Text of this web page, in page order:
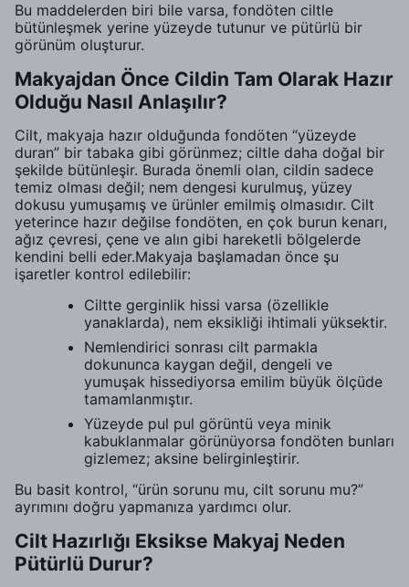
Bu maddelerden biri bile varsa, fondöten ciltle
bütünleşmek yerine yüzeyde tutunur ve pütürlü bir
görünüm oluşturur.
Makyajdan Önce Cildin Tam Olarak Hazır
Olduğu Nasıl Anlaşılır?
Cilt, makyaja hazır olduğunda fondöten “yüzeyde
duran” bir tabaka gibi görünmez; ciltle daha doğal bir
şekilde bütünleşir. Burada önemli olan, cildin sadece
temiz olması değil; nem dengesi kurulmuş, yüzey
dokusu yumuşamış ve ürünler emilmiş olmasıdır. Cilt
yeterince hazır değilse fondöten, en çok burun kenarı,
ağız çevresi, çene ve alın gibi hareketli bölgelerde
kendini belli eder.Makyaja başlamadan önce şu
işaretler kontrol edilebilir:
Ciltte gerginlik hissi varsa (özellikle
yanaklarda), nem eksikliği ihtimali yüksektir.
Nemlendirici sonrası cilt parmakla
dokununca kaygan değil, dengeli ve
yumuşak hissediyorsa emilim büyük ölçüde
tamamlanmıştır.
Yüzeyde pul pul görüntü veya minik
kabuklanmalar görünüyorsa fondöten bunları
gizlemez; aksine belirginleştirir.
Bu basit kontrol, “ürün sorunu mu, cilt sorunu mu?”
ayrımını doğru yapmanıza yardımcı olur.
Cilt Hazırlığı Eksikse Makyaj Neden
Pütürlü Durur?